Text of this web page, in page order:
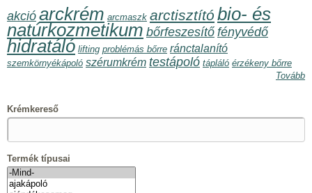
akció arckrém arcmaszk arctisztító bio- és
natúrkozmetikum bőrfeszesítő fényvédő
hidratáló lifting problémás bőrre ránctalanító
szemkörnyékápoló szérumkrém testápoló tápláló érzékeny bőrre
Tovább
Krémkereső
Termék típusai